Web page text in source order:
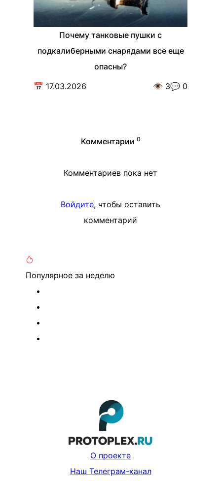
Почему танковые пушки с
подкалиберными снарядами все еще
опасны?
📅 17.03.2026 👁️ 3💬 0
Комментарии 0
Комментариев пока нет
Войдите, чтобы оставить
комментарий
Популярное за неделю
О проекте
Наш Телеграм-канал